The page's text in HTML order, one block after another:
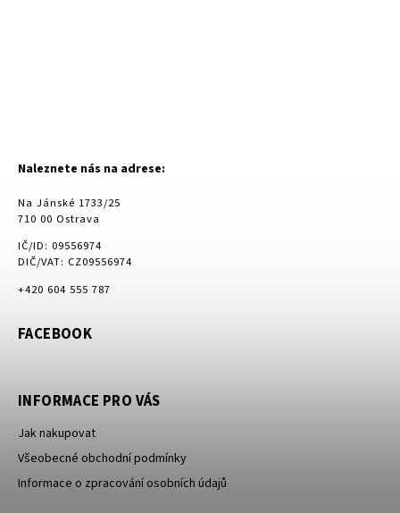
Naleznete nás na adrese:
Na Jánské 1733/25
710 00 Ostrava
IČ/ID: 09556974
DIČ/VAT: CZ09556974
+420 604 555 787
FACEBOOK
INFORMACE PRO VÁS
Jak nakupovat
Všeobecné obchodní podmínky
Informace o zpracování osobních údajů